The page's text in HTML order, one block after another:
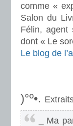
comme «
Salon du
Félin, agent
dont « Le
Le blog de
)°º•.
_ Ma